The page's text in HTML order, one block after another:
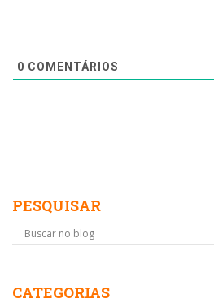
0 COMENTÁRIOS
PESQUISAR
CATEGORIAS